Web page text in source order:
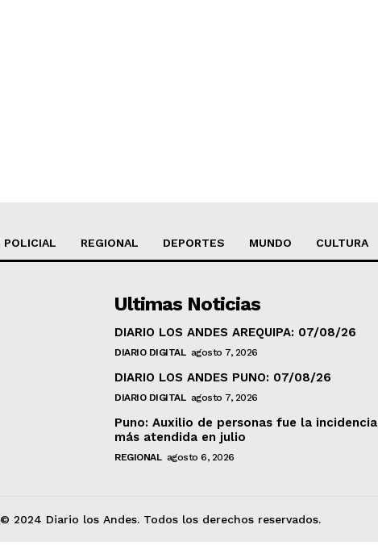
POLICIAL REGIONAL DEPORTES MUNDO CULTURA
Ultimas Noticias
DIARIO LOS ANDES AREQUIPA: 07/08/26
DIARIO DIGITAL agosto 7, 2026
DIARIO LOS ANDES PUNO: 07/08/26
DIARIO DIGITAL agosto 7, 2026
Puno: Auxilio de personas fue la incidencia
más atendida en julio
REGIONAL agosto 6, 2026
© 2024 Diario los Andes. Todos los derechos reservados.